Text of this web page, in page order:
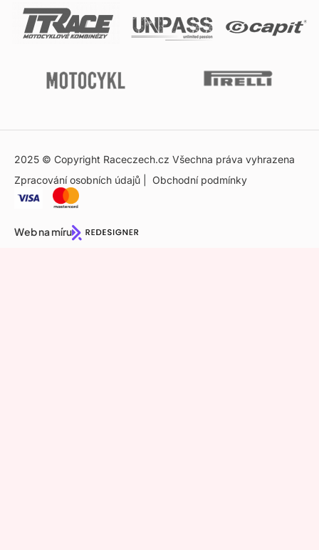
2025 © Copyright Raceczech.cz Všechna práva vyhrazena
Zpracování osobních údajů
Obchodní podmínky
Web na míru